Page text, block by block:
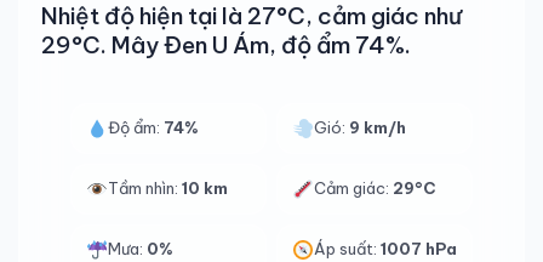
Nhiệt độ hiện tại là 27°C, cảm giác như
29°C. Mây Đen U Ám, độ ẩm 74%.
Độ ẩm: 74% Gió: 9 km/h
Tầm nhìn: 10 km Cảm giác: 29°C
Mưa: 0% Áp suất:1007 hPa